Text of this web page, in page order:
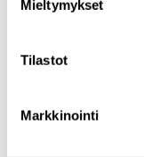
Mieltymykset
Tilastot
Markkinointi
9.7.2026 UUTISET
tutkimuksen